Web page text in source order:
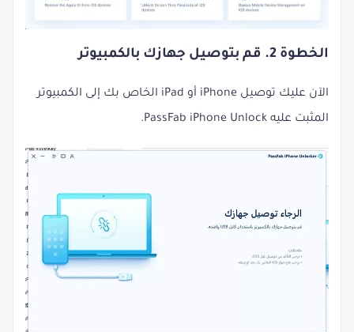
الخطوة 2. قم بتوصيل جهازك بالكمبيوتر
الآن عليك توصيل iPhone أو iPad الخاص بك إلى الكمبيوتر
المثبت عليه PassFab iPhone Unlock.